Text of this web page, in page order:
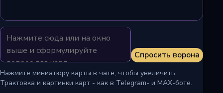
Спросить ворона
Нажмите миниатюру карты в чате, чтобы увеличить.
Трактовка и картинки карт - как в Telegram- и MAX-боте.